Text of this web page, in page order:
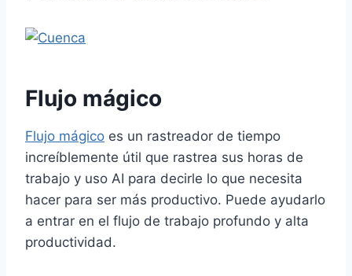
Flujo mágico
Flujo mágico es un rastreador de tiempo
increíblemente útil que rastrea sus horas de
trabajo y uso AI para decirle lo que necesita
hacer para ser más productivo. Puede ayudarlo
a entrar en el flujo de trabajo profundo y alta
productividad.